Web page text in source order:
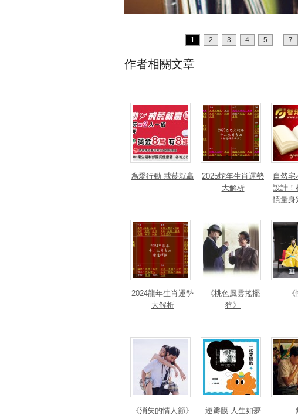
1 2 3 4 5 ... 7
作者相關文章
為愛行動 戒菸就贏
2025蛇年生肖運勢
大解析
自然宅
設計！
慣量身
生
2024龍年生肖運勢
大解析
《桃色風雲搖擺
狗》
《消失的情人節》 逆瓣膜-人生如夢